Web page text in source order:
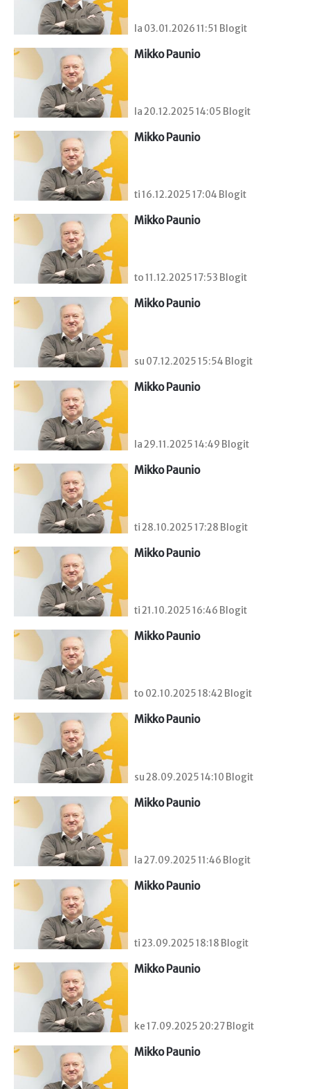
la 03.01.2026 11:51 Blogit
Mikko Paunio
la 20.12.2025 14:05 Blogit
Mikko Paunio
ti 16.12.2025 17:04 Blogit
Mikko Paunio
to 11.12.2025 17:53 Blogit
Mikko Paunio
su 07.12.2025 15:54 Blogit
Mikko Paunio
la 29.11.2025 14:49 Blogit
Mikko Paunio
ti 28.10.2025 17:28 Blogit
Mikko Paunio
ti 21.10.2025 16:46 Blogit
Mikko Paunio
to 02.10.2025 18:42 Blogit
Mikko Paunio
su 28.09.2025 14:10 Blogit
Mikko Paunio
la 27.09.2025 11:46 Blogit
Mikko Paunio
ti 23.09.2025 18:18 Blogit
Mikko Paunio
ke 17.09.2025 20:27 Blogit
Mikko Paunio